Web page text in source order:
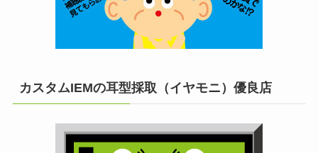
カスタムIEMの耳型採取（イヤモニ）優良店